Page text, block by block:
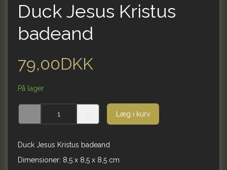
Duck Jesus Kristus
badeand
79,00DKK
På lager
Læg i kurv
Duck Jesus Kristus badeand
Dimensioner: 8,5 x 8,5 x 8,5 cm